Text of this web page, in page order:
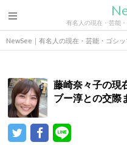
有名人の現在・芸能
NewSee｜有名人の現在・芸能・ゴシ
藤崎奈々子の現
ブー淳との交際